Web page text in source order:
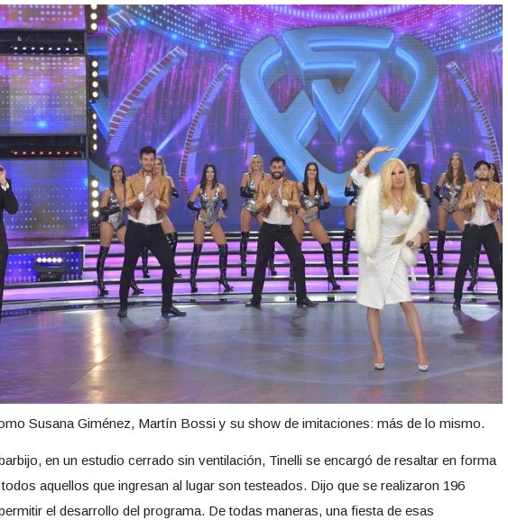
Susana Giménez, Martín Bossi y su show de imitaciones: más de lo mismo.
en un estudio cerrado sin ventilación, Tinelli se encargó de resaltar en forma
aquellos que ingresan al lugar son testeados. Dijo que se realizaron 196
el desarrollo del programa. De todas maneras, una fiesta de esas